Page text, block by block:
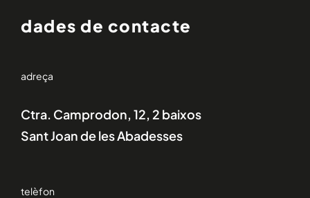
dades de contacte
adreça
Ctra. Camprodon, 12, 2 baixos
Sant Joan de les Abadesses
telèfon